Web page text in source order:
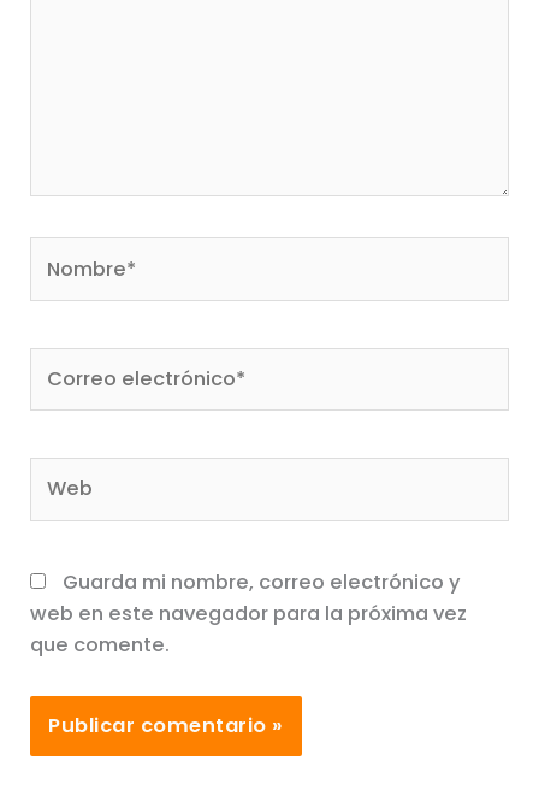
electrónico*
Guarda mi nombre, correo electrónico y
web en este navegador para la próxima vez
que comente.